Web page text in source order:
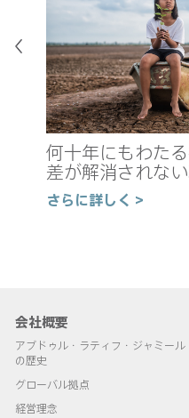
何十年にもわた
差が解消されな
さらに詳しく >
会社概要
アブドゥル・ラティフ・ジャミール
の歴史
グローバル拠点
経営理念